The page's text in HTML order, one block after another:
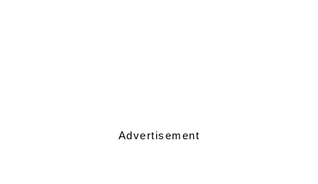
Advertisement